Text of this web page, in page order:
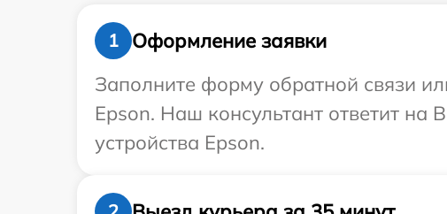
1
Оформление заявки
Заполните форму обратной связи
Epson. Наш консультант ответит на
устройства Epson.